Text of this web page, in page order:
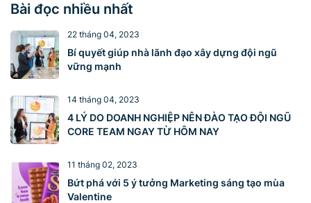
dịch thông qua các sự kiện
dưới, các thương hiệu có thể
Bài đọc nhiều nhất
22 tháng 04, 2023
Bí quyết giúp nhà lãnh đạo xây dựng đội ngũ
vững mạnh
14 tháng 04, 2023
4 LÝ DO DOANH NGHIỆP NÊN ĐÀO TẠO ĐỘI NGŨ
CORE TEAM NGAY TỪ HÔM NAY
11 tháng 02, 2023
Bứt phá với 5 ý tưởng Marketing sáng tạo mùa
Valentine